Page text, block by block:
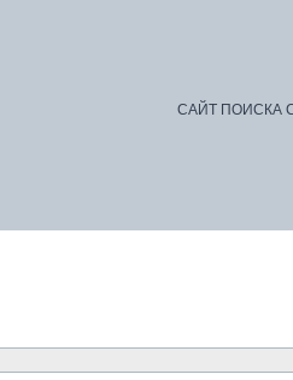
САЙТ ПОИСКА